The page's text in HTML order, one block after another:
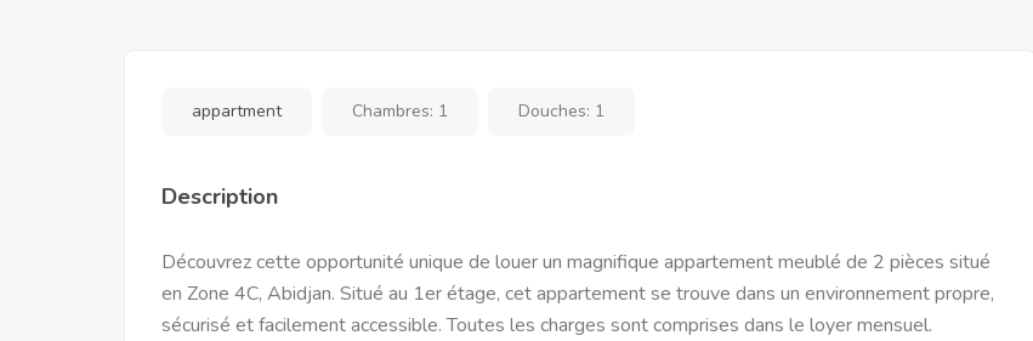
appartment Chambres: 1 Douches: 1
Description
Découvrez cette opportunité unique de louer un magnifique appartement meublé de 2 pièces situé
en Zone 4C, Abidjan. Situé au 1er étage, cet appartement se trouve dans un environnement propre,
sécurisé et facilement accessible. Toutes les charges sont comprises dans le loyer mensuel.